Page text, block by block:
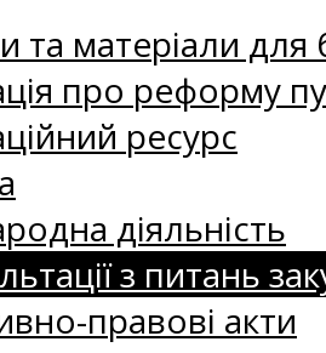
та матеріали для
про реформу
ресурс
діяльність
з питань
правові акти